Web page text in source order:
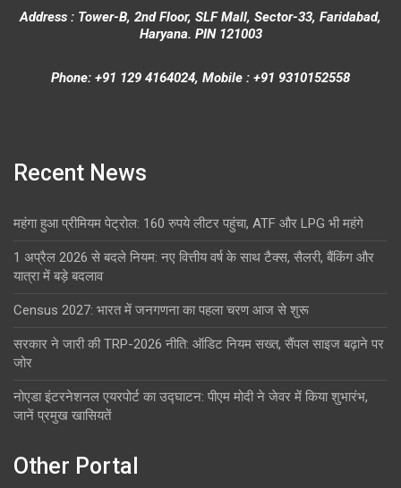
Address : Tower-B, 2nd Floor, SLF Mall, Sector-33, Faridabad,
Haryana. PIN 121003
Phone: +91 129 4164024, Mobile : +91 9310152558
Recent News
महंगा हुआ प्रीमियम पेट्रोल: 160 रुपये लीटर पहुंचा, ATF और LPG भी महंगे
1 अप्रैल 2026 से बदले नियम: नए वित्तीय वर्ष के साथ टैक्स, सैलरी, बैंकिंग और
यात्रा में बड़े बदलाव
Census 2027: भारत में जनगणना का पहला चरण आज से शुरू
सरकार ने जारी की TRP-2026 नीति: ऑडिट नियम सख्त, सैंपल साइज बढ़ाने पर
जोर
नोएडा इंटरनेशनल एयरपोर्ट का उद्घाटन: पीएम मोदी ने जेवर में किया शुभारंभ,
जानें प्रमुख खासियतें
Other Portal